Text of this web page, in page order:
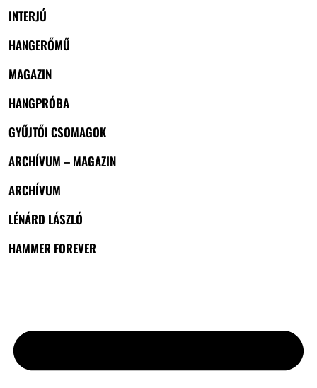
INTERJÚ
HANGERŐMŰ
MAGAZIN
HANGPRÓBA
GYŰJTŐI CSOMAGOK
ARCHÍVUM – MAGAZIN
ARCHÍVUM
LÉNÁRD LÁSZLÓ
HAMMER FOREVER